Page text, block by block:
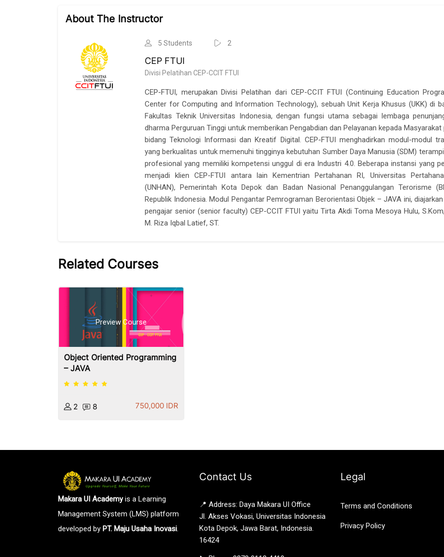
About The Instructor
5 Students 2
CEP FTUI
Divisi Pelatihan CEP-CCIT FTUI
CEP-FTUI, merupakan Divisi Pelatihan dari CEP-CCIT FTUI (Continuing Education
Center for Computing and Information Technology), sebuah Unit Kerja Khusus (UKK) di
Fakultas Teknik Universitas Indonesia, dengan fungsi utama sebagai lembaga
dharma Perguruan Tinggi untuk memberikan Pengabdian dan Pelayanan kepada Masyarakat
bidang Teknologi Informasi dan Kreatif Digital. CEP-FTUI menghadirkan modul-modul
yang berkualitas untuk memenuhi tingginya kebutuhan Sumber Daya Manusia (SDM)
profesional yang memiliki kompetensi unggul di era Industri 4.0. Beberapa instansi yang
menjadi klien CEP-FTUI antara lain Kementrian Pertahanan RI, Universitas
(UNHAN), Pemerintah Kota Depok dan Badan Nasional Penanggulangan Terorisme
Republik Indonesia. Modul Pengantar Pemrograman Berorientasi Objek – JAVA ini,
pengajar senior (senior faculty) CEP-CCIT FTUI yaitu Tirta Akdi Toma Mesoya Hulu,
M. Riza Iqbal Latief, ST.
Skip [Cocoon] Related courses
Related Courses
Preview Course
Object Oriented Programming
– JAVA
2 8 750,000 IDR
Makara UI Academyis a Learning
Management System (LMS) platform
developed by PT. Maju Usaha Inovasi.
Contact Us
📍 Address: Daya Makara UI Office
Jl. Akses Vokasi, Universitas Indonesia
Kota Depok, Jawa Barat, Indonesia.
16424
Legal
Terms and Conditions
Privacy Policy